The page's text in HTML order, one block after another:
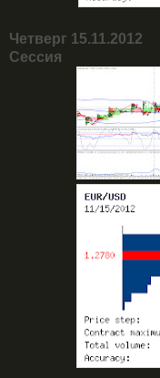
Четверг 15.11.2012
Сессия